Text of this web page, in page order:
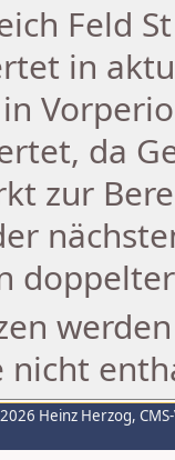
Feld
in
da
zur
nicht
Heinz Herzog,